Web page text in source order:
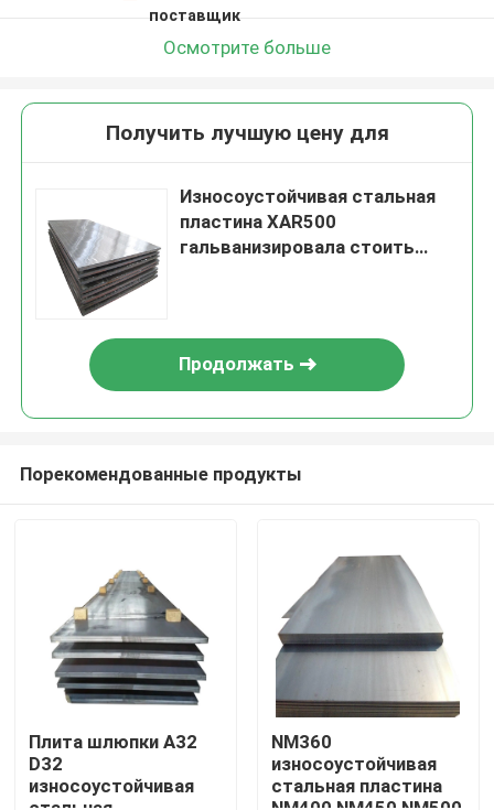
Дом
Товары
Видео
поставщик
Осмотрите больше
Получить лучшую цену для
Износоустойчивая стальная
пластина XAR500
гальванизировала стоить
Продолжать
Порекомендованные продукты
Плита шлюпки A32
D32
износоустойчивая
NM360
износоустойчивая
стальная пластина